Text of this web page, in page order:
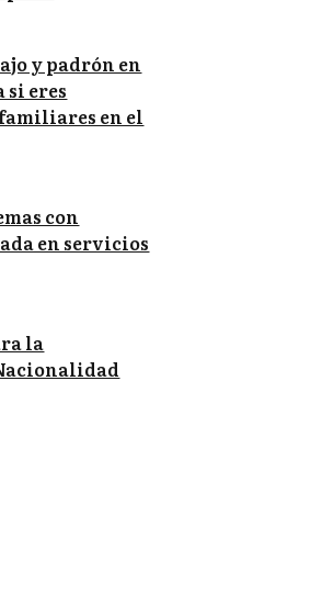
y padrón en
si eres
en el
con
en servicios
la